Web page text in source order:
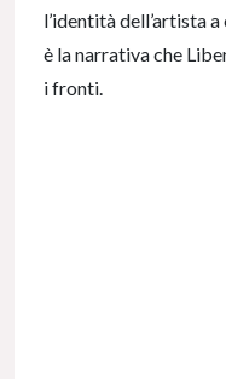
l’identità dell’artista
è la narrativa che
i fronti.